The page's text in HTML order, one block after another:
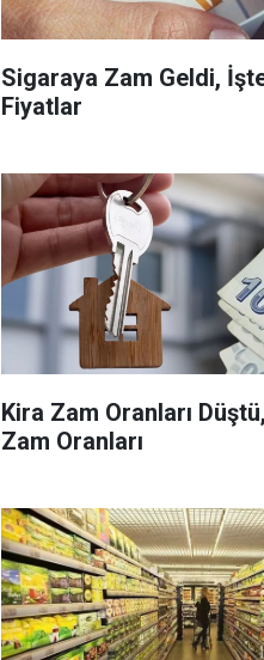
Sigaraya Zam Geldi,
Fiyatlar
Kira Zam Oranları
Zam Oranları